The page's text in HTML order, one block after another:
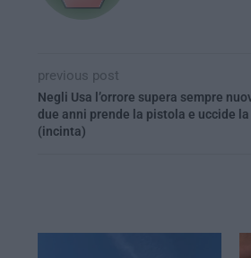
previous post
Negli Usa l’orrore supera sempre
due anni prende la pistola e uccide
(incinta)